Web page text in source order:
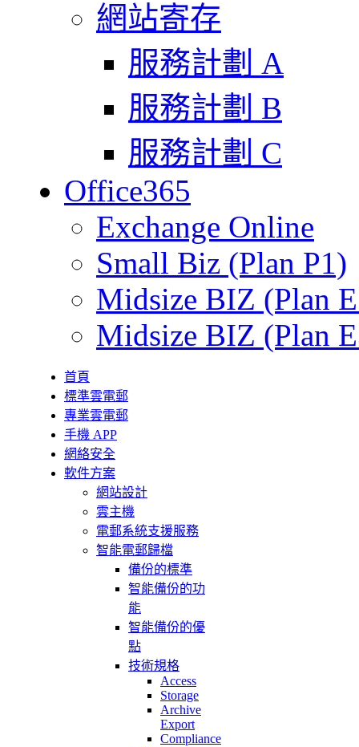
網站寄存
服務計劃 A
服務計劃 B
服務計劃 C
Office365
Exchange Online
Small Biz (Plan P1)
Midsize BIZ (Plan
Midsize BIZ (Plan
首頁
標準雲電郵
專業雲電郵
手機 APP
網絡安全
軟件方案
網站設計
雲主機
電郵系統支援服務
智能電郵歸檔
備份的標準
智能備份的功
能
智能備份的優
點
技術規格
Access
Storage
Archive
Export
Compliance